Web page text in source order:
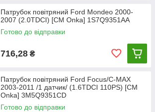
Патрубок повітряний Ford Mondeo 2000-
2007 (2.0TDCI) [СМ Onka] 1S7Q9351AA
Готово до відправки
716,28 ₴
Патрубок повітряний Ford Focus/C-MAX
2003-2011 /1 датчик/ (1.6TDCI 110PS) [СМ
Onka] 3M5Q9351CD
Готово до відправки